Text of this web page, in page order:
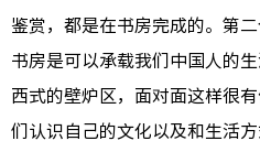
鉴赏，都是在书房完成的。第
书房是可以承载我们中国人的
西式的壁炉区，面对面这样很
们认识自己的文化以及和生活